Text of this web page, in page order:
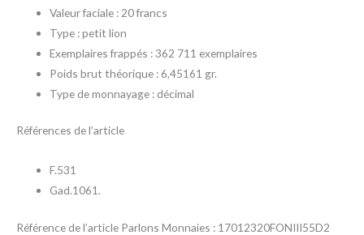
Valeur faciale : 20 francs
Type : petit lion
Exemplaires frappés : 362 711 exemplaires
Poids brut théorique : 6,45161 gr.
Type de monnayage : décimal
Références de l’article
F.531
Gad.1061.
Référence de l’article Parlons Monnaies : 17012320FONIII55D2